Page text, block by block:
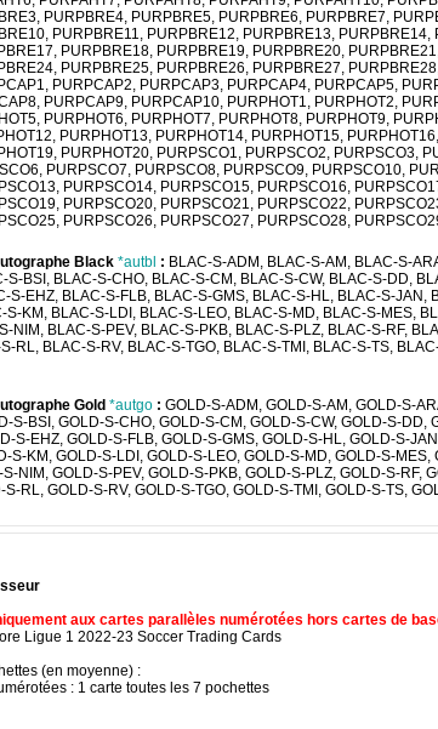
PURPBRE4, PURPBRE5, PURPBRE6, PURPBRE7,
PURPBRE11, PURPBRE12, PURPBRE13, PURPBRE14,
PURPBRE18, PURPBRE19, PURPBRE20,
PURPBRE25, PURPBRE26, PURPBRE27,
PURPCAP2, PURPCAP3, PURPCAP4, PURPCAP5,
PURPCAP9, PURPCAP10, PURPHOT1, PURPHOT2,
PURPHOT6, PURPHOT7, PURPHOT8, PURPHOT9,
PURPHOT13, PURPHOT14, PURPHOT15,
PURPHOT20, PURPSCO1, PURPSCO2, PURPSCO3,
PURPSCO7, PURPSCO8, PURPSCO9, PURPSCO10,
PURPSCO14, PURPSCO15, PURPSCO16,
PURPSCO20, PURPSCO21, PURPSCO22,
PURPSCO26, PURPSCO27, PURPSCO28,
Black *autbl : BLAC-S-ADM, BLAC-S-AM, BLAC-S-
S-BSI, BLAC-S-CHO, BLAC-S-CM, BLAC-S-CW, BLAC-S-DD,
S-EHZ, BLAC-S-FLB, BLAC-S-GMS, BLAC-S-HL, BLAC-S-JAN,
S-KM, BLAC-S-LDI, BLAC-S-LEO, BLAC-S-MD, BLAC-S-MES,
NIM, BLAC-S-PEV, BLAC-S-PKB, BLAC-S-PLZ, BLAC-S-RF,
RL, BLAC-S-RV, BLAC-S-TGO, BLAC-S-TMI, BLAC-S-TS,
Gold *autgo : GOLD-S-ADM, GOLD-S-AM, GOLD-S-
S-BSI, GOLD-S-CHO, GOLD-S-CM, GOLD-S-CW, GOLD-S-DD,
S-EHZ, GOLD-S-FLB, GOLD-S-GMS, GOLD-S-HL, GOLD-S-
S-KM, GOLD-S-LDI, GOLD-S-LEO, GOLD-S-MD, GOLD-S-MES,
NIM, GOLD-S-PEV, GOLD-S-PKB, GOLD-S-PLZ, GOLD-S-RF,
RL, GOLD-S-RV, GOLD-S-TGO, GOLD-S-TMI, GOLD-S-TS,
aux cartes parallèles numérotées hors cartes de
Ligue 1 2022-23 Soccer Trading Cards
(en moyenne) :
: 1 carte toutes les 7 pochettes